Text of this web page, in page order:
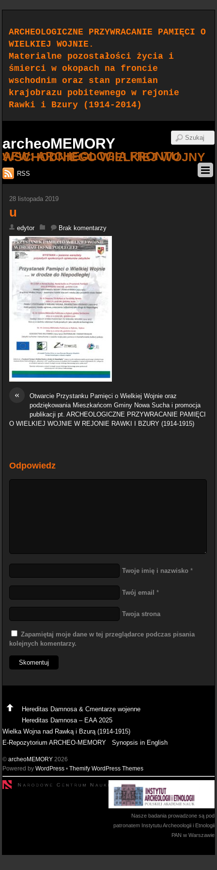
ARCHEOLOGICZNE PRZYWRACANIE PAMIĘCI O
WIELKIEJ WOJNIE.
Materialne pozostałości życia i
śmierci w okopach na froncie
wschodnim oraz stan przemian
krajobrazu pobitewnego w rejonie
Rawki i Bzury (1914-2014)
archeoMEMORY
AFW: ARCHEOLOGIA FRONTU WSCHODNIEGO WIELKIEJ WOJNY
RSS
28 listopada 2019
u
edytor Brak komentarzy
«
Otwarcie Przystanku Pamięci o Wielkiej Wojnie oraz
podziękowania Mieszkańcom Gminy Nowa Sucha i promocja
publikacji pt. ARCHEOLOGICZNE PRZYWRACANIE PAMIĘCI
O WIELKIEJ WOJNIE W REJONIE RAWKI I BZURY (1914-1915)
Odpowiedz
Twoje imię i nazwisko *
Twój email *
Twoja strona
Zapamiętaj moje dane w tej przeglądarce podczas pisania
kolejnych komentarzy.
Hereditas Damnosa & Cmentarze wojenne
Hereditas Damnosa – EAA 2025
Wielka Wojna nad Rawką i Bzurą (1914-1915)
E-Repozytorium ARCHEO-MEMORY
Synopsis in English
©archeoMEMORY 2026
Powered byWordPress •Themify WordPress Themes
Nasze badania prowadzone są pod
patronatem Instytutu Archeoologii i Etnologii
PAN w Warszawie